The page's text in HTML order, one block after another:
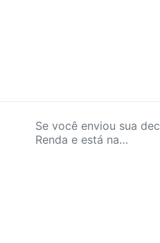
Se você enviou sua
Renda e está na…